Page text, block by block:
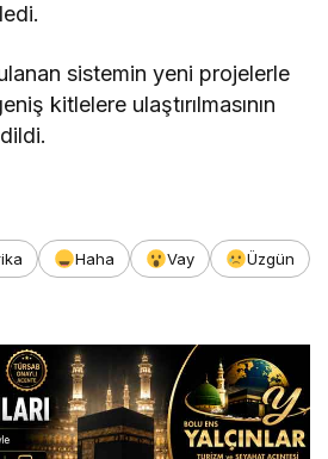
sistemin yeni projelerle
kitlelere ulaştırılmasının
Haha Vay
Üzgün